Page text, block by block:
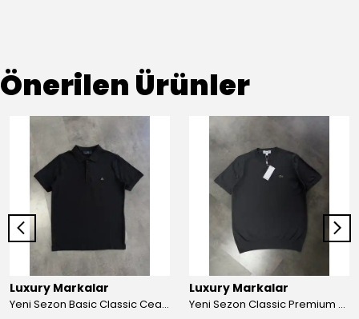
Önerilen Ürünler
Luxury Markalar
Yeni Sezon Basic Classic Ceast Mini Logo T-shirt
Luxury Markalar
Yeni Sezon Classic Premium Basic Mini Logo Logo Triko T-shirt